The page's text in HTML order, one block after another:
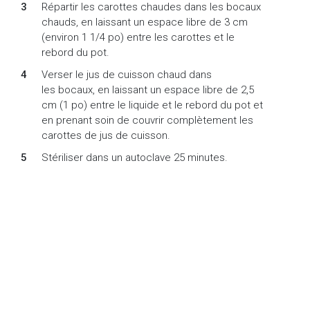
Répartir les carottes chaudes dans les bocaux
chauds, en laissant un espace libre de 3 cm
(environ 1 1/4 po) entre les carottes et le
rebord du pot.
Verser le jus de cuisson chaud dans
les bocaux, en laissant un espace libre de 2,5
cm (1 po) entre le liquide et le rebord du pot et
en prenant soin de couvrir complètement les
carottes de jus de cuisson.
Stériliser dans un autoclave 25 minutes.